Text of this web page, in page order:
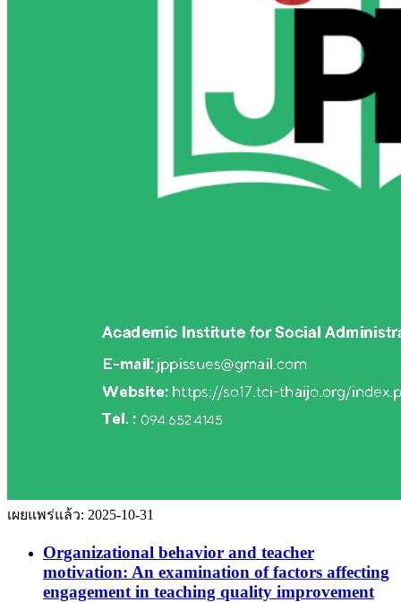
เผยแพร่แล้ว: 2025-10-31
Organizational behavior and teacher
motivation: An examination of factors affecting
engagement in teaching quality improvement